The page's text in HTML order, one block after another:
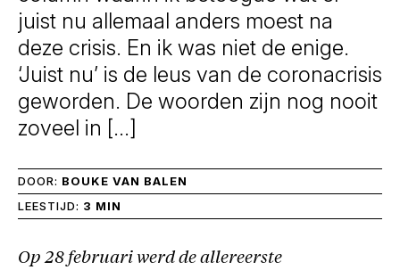
juist nu allemaal anders moest na
deze crisis. En ik was niet de enige.
‘Juist nu’ is de leus van de coronacrisis
geworden. De woorden zijn nog nooit
zoveel in […]
DOOR: BOUKE VAN BALEN
LEESTIJD: 3 MIN
Op 28 februari werd de allereerste